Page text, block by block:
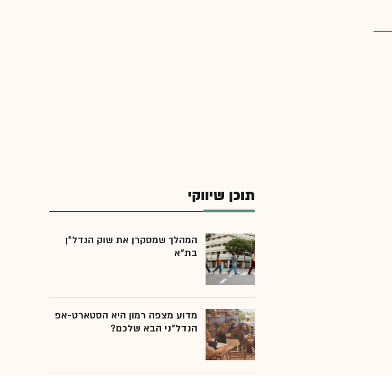
תוכן שיווקי
המהלך שמסקרן את שוק הנדל"ן
בת"א
מדוע מצפה רמון היא הסטארט-אפ
הנדל"ני הבא שלכם?